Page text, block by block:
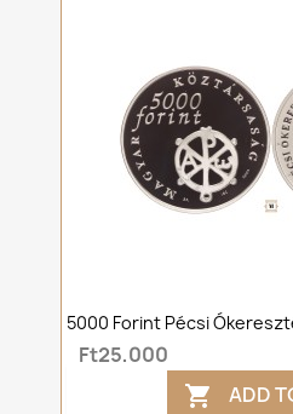
5000 Forint Pécsi
Ft25,000
 ADD